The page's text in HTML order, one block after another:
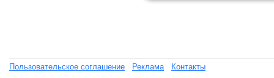
Пользовательское соглашение Реклама Контакты